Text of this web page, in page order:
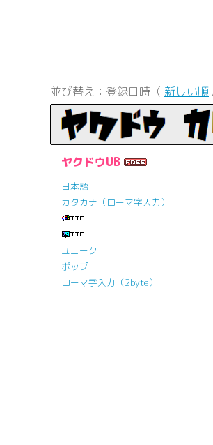
並び替え：登録日時（ 新しい順
ヤクドウUB
日本語
カタカナ（ローマ字入力）
ユニーク
ポップ
ローマ字入力（2byte）